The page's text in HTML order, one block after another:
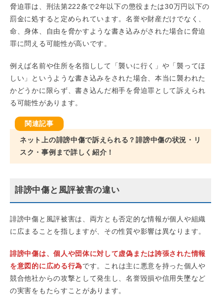
脅迫罪は、刑法第222条で2年以下の懲役または30万円以下の
罰金に処すると定められています。名誉や財産だけでなく、
命、身体、自由を脅かすような書き込みがされた場合に脅迫
罪に問える可能性が高いです。
例えば名前や住所を名指しして「襲いに行く」や「襲ってほ
しい」というような書き込みをされた場合、本当に襲われた
かどうかに限らず、書き込んだ相手を脅迫罪として訴えられ
る可能性があります。
ネット上の誹謗中傷で訴えられる？誹謗中傷の状況・リ
スク・事例まで詳しく紹介！
誹謗中傷と風評被害の違い
誹謗中傷と風評被害は、両方とも否定的な情報が個人や組織
に広まることを指しますが、その性質や影響は異なります。
誹謗中傷は、個人や団体に対して虚偽または誇張された情報
を意図的に広める行為です。これは主に悪意を持った個人や
競合他社からの攻撃として発生し、名誉毀損や信用失墜など
の実害をもたらすことがあります。